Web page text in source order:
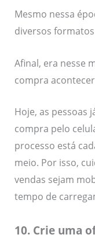
Mesmo nessa
diversos
Afinal, era nesse
compra
Hoje, as pessoas
compra pelo
processo está
meio. Por isso,
vendas sejam
tempo de
10. Crie uma